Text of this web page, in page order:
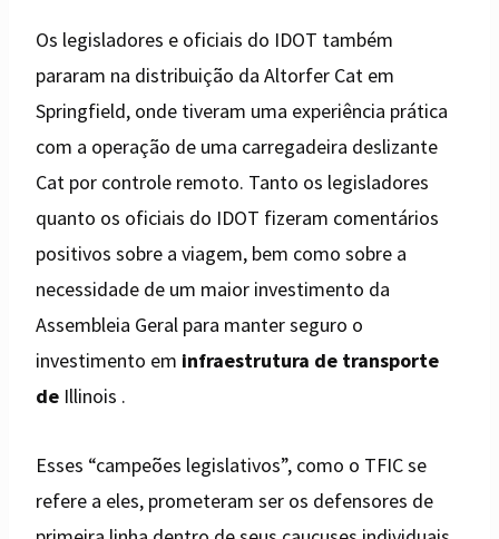
Os legisladores e oficiais do IDOT também
pararam na distribuição da Altorfer Cat em
Springfield, onde tiveram uma experiência prática
com a operação de uma carregadeira deslizante
Cat por controle remoto. Tanto os legisladores
quanto os oficiais do IDOT fizeram comentários
positivos sobre a viagem, bem como sobre a
necessidade de um maior investimento da
Assembleia Geral para manter seguro o
investimento em infraestrutura de transporte
de Illinois .
Esses “campeões legislativos”, como o TFIC se
refere a eles, prometeram ser os defensores de